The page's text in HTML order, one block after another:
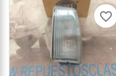
favorite_border